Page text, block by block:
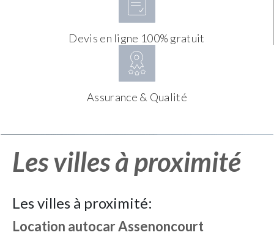
Devis en ligne 100% gratuit
Assurance & Qualité
Les villes à proximité
Les villes à proximité:
Location autocarAssenoncourt